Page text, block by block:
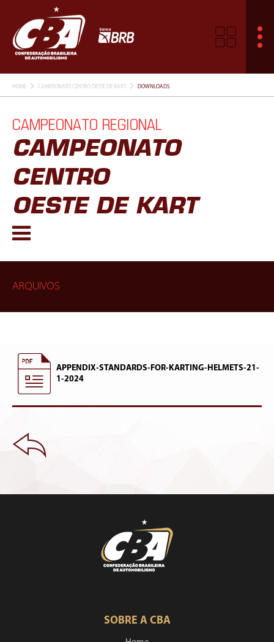
HOME CAMPEONATO CENTRO OESTE DE KART DOWNLOADS
CAMPEONATO REGIONAL
CAMPEONATO
CENTRO
OESTE DE KART
ARQUIVOS
APPENDIX-STANDARDS-FOR-KARTING-HELMETS-21-
1-2024
SOBRE A CBA